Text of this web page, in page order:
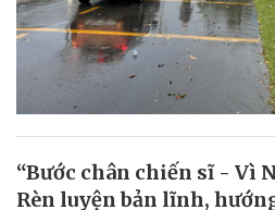
“Bước chân chiến sĩ - Vì
Rèn luyện bản lĩnh,